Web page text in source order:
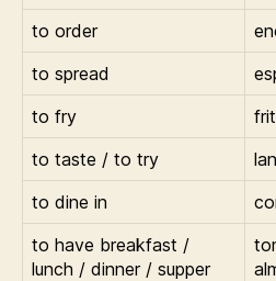
to order
to spread
to fry
to taste / to try
to dine in
to have breakfast /
lunch / dinner / supper